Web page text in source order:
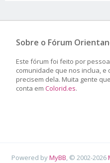
Sobre o Fórum
Este fórum foi feito por
comunidade que nos inclua,
precisem dela. Muita gente
conta em Colorid.es.
Powered byMyBB , © 2002-2026